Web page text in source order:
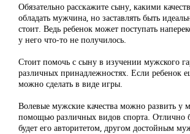
Обязательно расскажите сыну, какими
обладать мужчина, но заставлять быть
стоит. Ведь ребенок может поступать
у него что-то не получилось.
Стоит помочь с сыну в изучении мужского
различных принадлежностях. Если ребенок
можно сделать в виде игры.
Волевые мужские качества можно развить у
помощью различных видов спорта. Отлично
будет его авторитетом, другом достойным